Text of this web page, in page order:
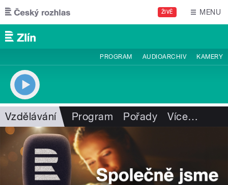
Přejít k hlavnímu obsahu
ŽIVĚ MENU
PROGRAM AUDIOARCHIV KAMERY
Vzdělávání Program Pořady Více…